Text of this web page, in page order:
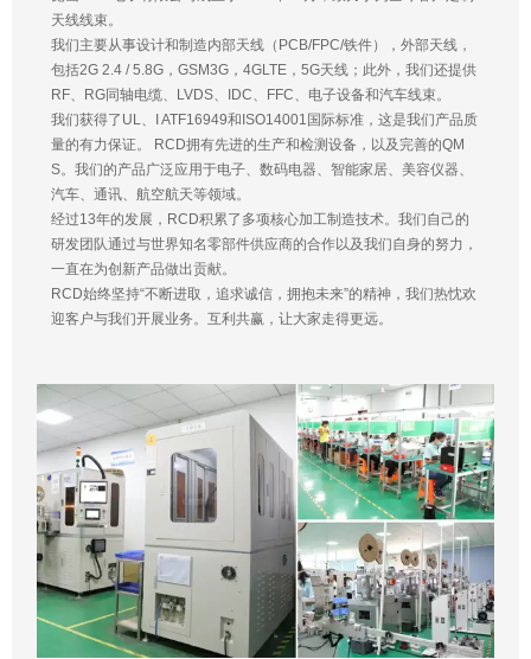
天线线束。
我们主要从事设计和制造内部天线（PCB/FPC/铁件），外部天线，
包括2G 2.4 / 5.8G，GSM3G，4GLTE，5G天线；此外，我们还提供
RF、RG同轴电缆、LVDS、IDC、FFC、电子设备和汽车线束。
我们获得了UL、I ATF16949和ISO14001国际标准，这是我们产品质
量的有力保证。 RCD拥有先进的生产和检测设备，以及完善的QM
S。我们的产品广泛应用于电子、数码电器、智能家居、美容仪器、
汽车、通讯、航空航天等领域。
经过13年的发展，RCD积累了多项核心加工制造技术。我们自己的
研发团队通过与世界知名零部件供应商的合作以及我们自身的努力，
一直在为创新产品做出贡献。
RCD始终坚持“不断进取，追求诚信，拥抱未来”的精神，我们热忱欢
迎客户与我们开展业务。互利共赢，让大家走得更远。